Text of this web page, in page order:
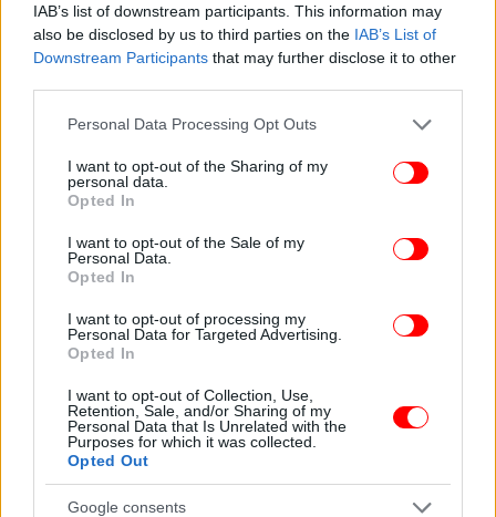
IAB’s list of downstream participants. This information may
also be disclosed by us to third parties on the IAB’s List of
Downstream Participants that may further disclose it to other
Please note that this website/app uses one or more Google
not limited to your visit or usage behaviour. You may click to
grant or deny consent to Google and its third-party tags to
use your data for below specified purposes in below Google
consent section.
Personal Data Processing Opt Outs
I want to opt-out of the Sharing of my
personal data.
Opted In
I want to opt-out of the Sale of my
Personal Data.
Opted In
I want to opt-out of processing my
Personal Data for Targeted Advertising.
Opted In
I want to opt-out of Collection, Use,
Retention, Sale, and/or Sharing of my
Personal Data that Is Unrelated with the
Purposes for which it was collected.
Opted Out
Google consents